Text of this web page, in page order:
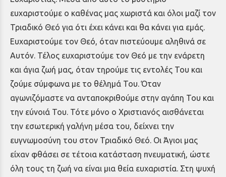
ευχαριστούμε ο καθένας μας χωριστά και όλοι μαζί τον
Τριαδικό Θεό για ότι έχει κάνει και θα κάνει για εμάς.
Ευχαριστούμε τον Θεό, όταν πιστεύουμε αληθινά σε
Αυτόν. Τέλος ευχαριστούμε τον Θεό με την ενάρετη
και άγια ζωή μας, όταν τηρούμε τις εντολές Του και
ζούμε σύμφωνα με το θέλημά Του. Όταν
αγωνιζόμαστε να ανταποκριθούμε στην αγάπη Του και
την εύνοιά Του. Τότε μόνο ο Χριστιανός αισθάνεται
την εσωτερική γαλήνη μέσα του, δείχνει την
ευγνωμοσύνη του στον Τριαδικό Θεό. Οι Άγιοι μας
είχαν φθάσει σε τέτοια κατάσταση πνευματική, ώστε
όλη τους τη ζωή να είναι μια θεία ευχαριστία. Στη ψυχή